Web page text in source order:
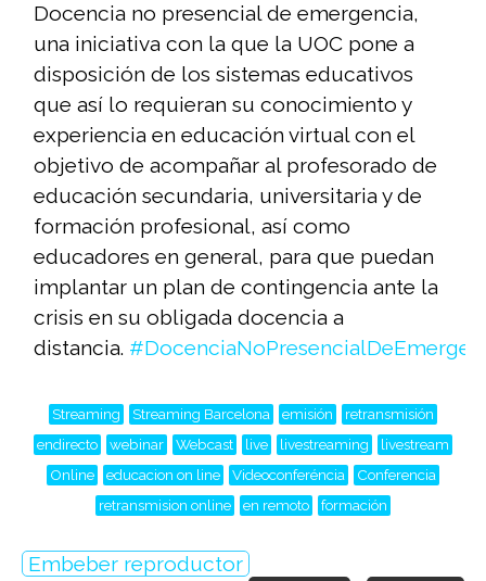
Docencia no presencial de emergencia,
una iniciativa con la que la UOC pone a
disposición de los sistemas educativos
que así lo requieran su conocimiento y
experiencia en educación virtual con el
objetivo de acompañar al profesorado de
educación secundaria, universitaria y de
formación profesional, así como
educadores en general, para que puedan
implantar un plan de contingencia ante la
crisis en su obligada docencia a
distancia.
Streaming Streaming Barcelona emisión
retransmisión
endirecto
webinar Webcast live livestreaming
livestream
Online
educacion on line Videoconferéncia
Conferencia
retransmision online
en remoto formación
Embeber reproductor